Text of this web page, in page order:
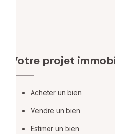
Votre projet
Acheter un bien
Vendre un bien
Estimer un bien